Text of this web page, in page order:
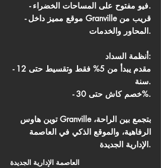
- فيو مفتوح على المساحات الخضراء.
- موقع مميز داخل Granville قريب من
المحاور والخدمات.
أنظمة السداد:
- مقدم يبدأ من 5% فقط وتقسيط حتى 12
سنة.
- خصم كاش حتى 30%.
توين هاوس Granville بتجمع بين الراحة،
الرفاهية، والموقع الذكي في العاصمة
الإدارية الجديدة.
العاصمة الإدارية الجديدة